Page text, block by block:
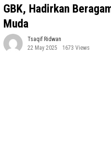
GBK, Hadirkan
Muda
Tsaqif Ridwan
22 May 2025
1673 Views